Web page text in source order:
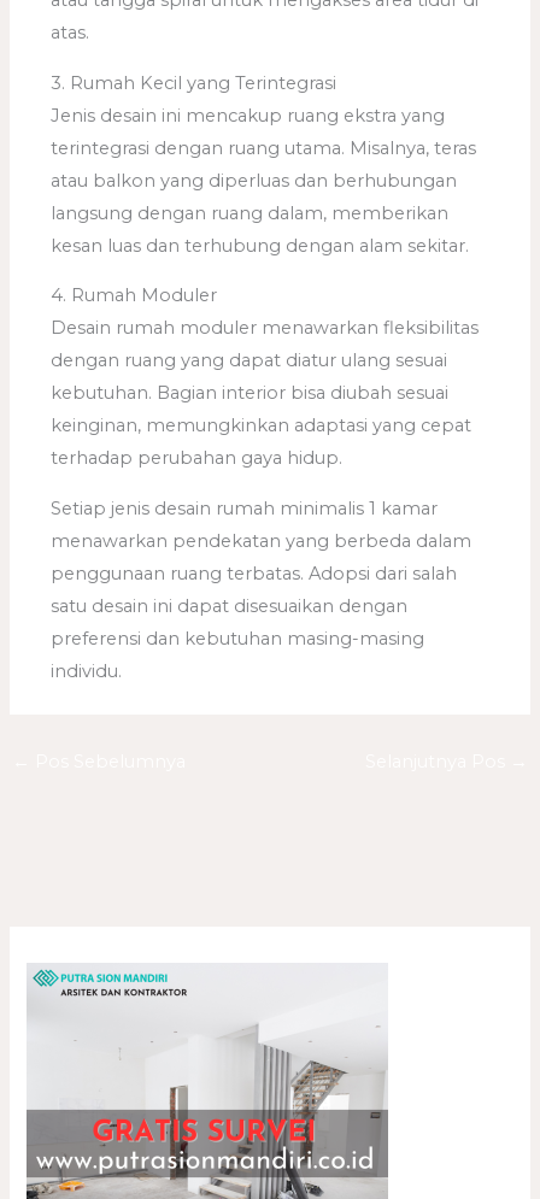
atas.
3. Rumah Kecil yang Terintegrasi
Jenis desain ini mencakup ruang ekstra yang
terintegrasi dengan ruang utama. Misalnya, teras
atau balkon yang diperluas dan berhubungan
langsung dengan ruang dalam, memberikan
kesan luas dan terhubung dengan alam sekitar.
4. Rumah Moduler
Desain rumah moduler menawarkan fleksibilitas
dengan ruang yang dapat diatur ulang sesuai
kebutuhan. Bagian interior bisa diubah sesuai
keinginan, memungkinkan adaptasi yang cepat
terhadap perubahan gaya hidup.
Setiap jenis desain rumah minimalis 1 kamar
menawarkan pendekatan yang berbeda dalam
penggunaan ruang terbatas. Adopsi dari salah
satu desain ini dapat disesuaikan dengan
preferensi dan kebutuhan masing-masing
individu.